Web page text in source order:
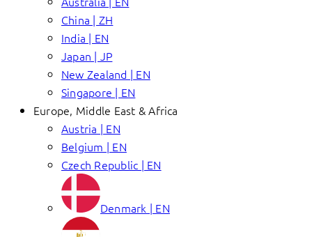
China | ZH
India | EN
Japan | JP
New Zealand | EN
Singapore | EN
Europe, Middle East & Africa
Austria | EN
Belgium | EN
Czech Republic | EN
Denmark | EN